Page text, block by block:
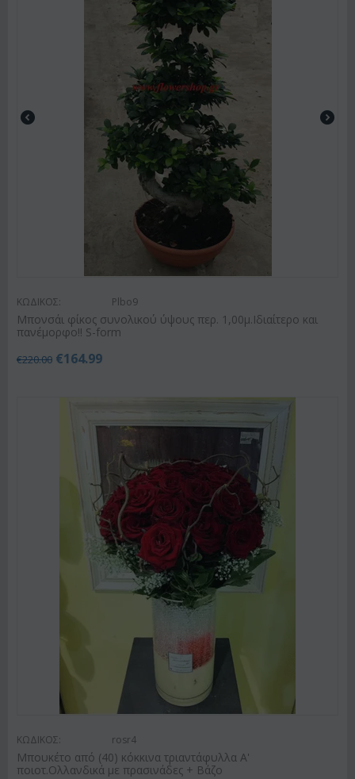
ΚΩΔΙΚΟΣ: Plbo9
Μπονσάι φίκος συνολικού ύψους περ. 1,00μ.Ιδιαίτερο και
πανέμορφο!! S-form
€220.00 €164.99
ΚΩΔΙΚΟΣ: rosr4
Μπουκέτο από (40) κόκκινα τριαντάφυλλα Α'
ποιοτ.Ολλανδικά με πρασινάδες + Βάζο